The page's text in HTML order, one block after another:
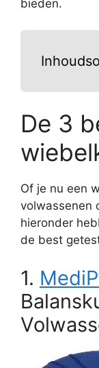
bieden.
De 3
Of je nu een
volwassenen
hieronder
de best
1.